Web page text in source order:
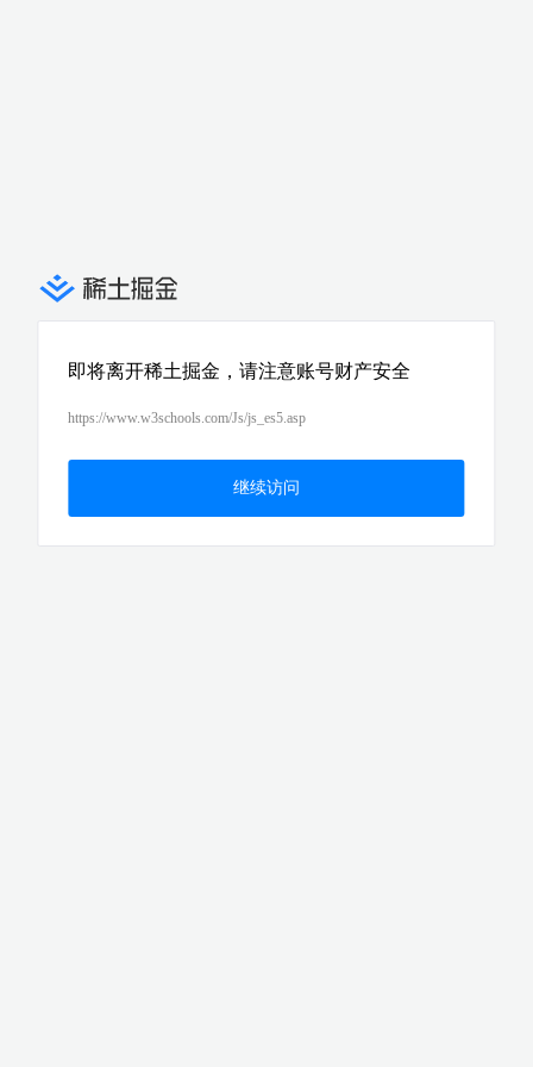
即将离开稀土掘金，请注意账号财产安全
https://www.w3schools.com/Js/js_es5.asp
继续访问